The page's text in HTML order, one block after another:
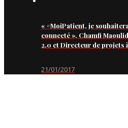
« #MoiPatient, je
connecté », Chamfi
2.0 et Directeur de projets
21/01/2017